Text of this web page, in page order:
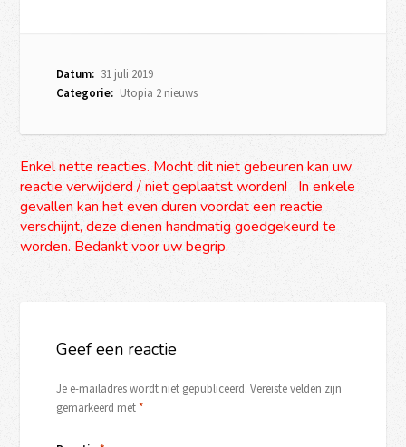
Datum: 31 juli 2019
Categorie: Utopia 2 nieuws
Enkel nette reacties. Mocht dit niet gebeuren kan uw
reactie verwijderd / niet geplaatst worden! In enkele
gevallen kan het even duren voordat een reactie
verschijnt, deze dienen handmatig goedgekeurd te
worden. Bedankt voor uw begrip.
Geef een reactie
Je e-mailadres wordt niet gepubliceerd. Vereiste velden zijn
gemarkeerd met*